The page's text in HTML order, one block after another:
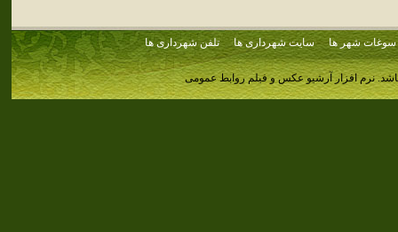
سوغات شهر ها سایت شهرداری ها تلفن شهرداری ها
نرم افزار آرشیو عکس و فیلم روابط عمومی